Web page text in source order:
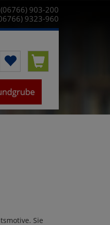
903-200
9323-960
Sie